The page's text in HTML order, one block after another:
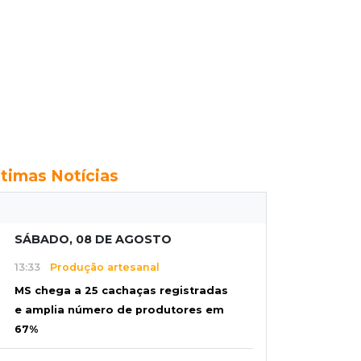
Notícias
SÁBADO, 08 DE AGOSTO
13:33 Produção artesanal
MS chega a 25 cachaças registradas
e amplia número de produtores em
67%